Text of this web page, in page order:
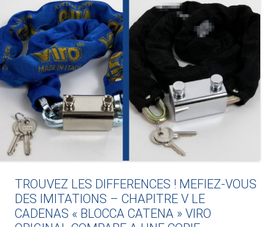
TROUVEZ LES DIFFERENCES ! MEFIEZ-VOUS
DES IMITATIONS – CHAPITRE V LE
CADENAS « BLOCCA CATENA » VIRO